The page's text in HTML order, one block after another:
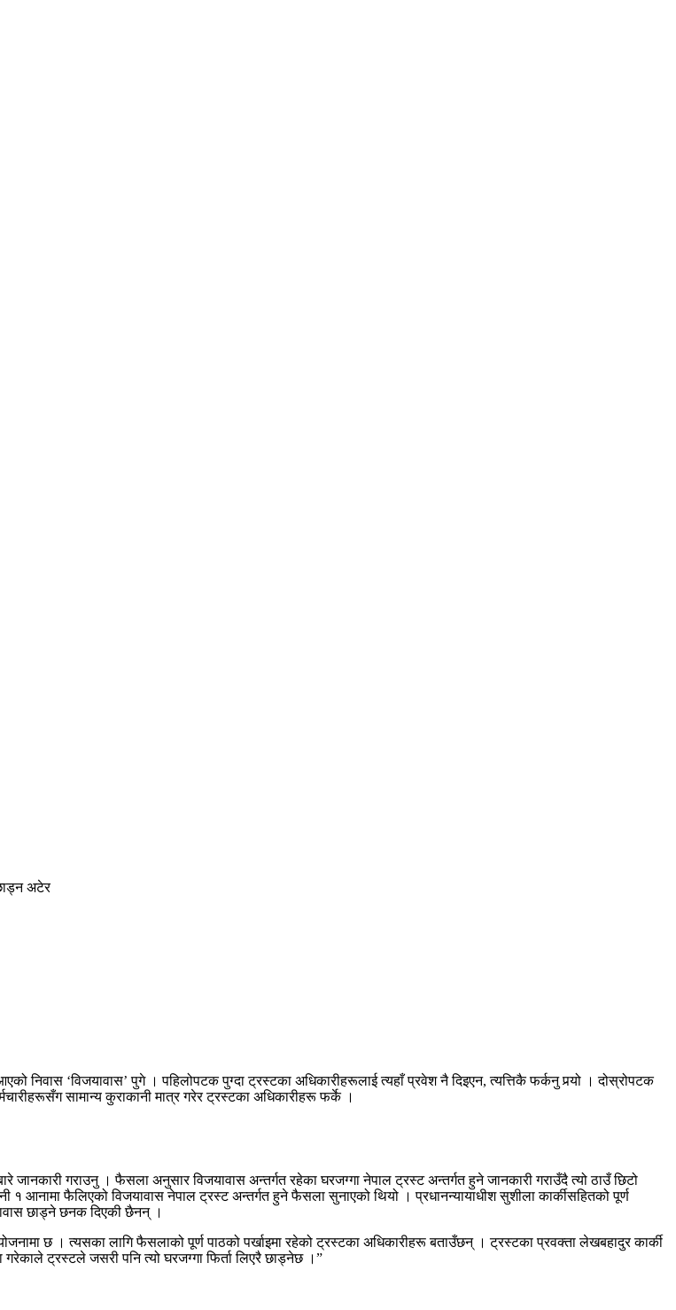
अटेर
निवास ‘विजयावास’ पुगे । पहिलोपटक पुग्दा ट्रस्टका अधिकारीहरूलाई त्यहाँ प्रवेश नै दिइएन, त्यत्तिकै फर्कनु पर्‍यो । दोस्रोपटक
सामान्य कुराकानी मात्र गरेर ट्रस्टका अधिकारीहरू फर्के ।
गराउनु । फैसला अनुसार विजयावास अन्तर्गत रहेका घरजग्गा नेपाल ट्रस्ट अन्तर्गत हुने जानकारी गराउँदै त्यो ठाउँ छिटो
आनामा फैलिएको विजयावास नेपाल ट्रस्ट अन्तर्गत हुने फैसला सुनाएको थियो । प्रधानन्यायाधीश सुशीला कार्कीसहितको पूर्ण
छाड्ने छनक दिएकी छैनन् ।
छ । त्यसका लागि फैसलाको पूर्ण पाठको पर्खाइमा रहेको ट्रस्टका अधिकारीहरू बताउँछन् । ट्रस्टका प्रवक्ता लेखबहादुर कार्की
गरेकाले ट्रस्टले जसरी पनि त्यो घरजग्गा फिर्ता लिएरै छाड्नेछ ।”